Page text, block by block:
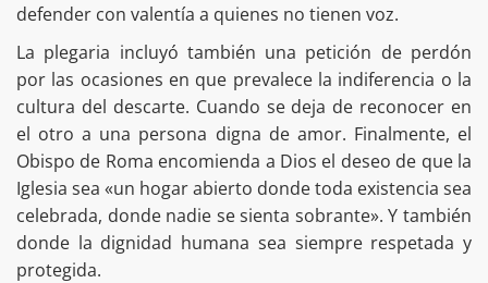
defender con valentía a quienes no tienen voz.
La plegaria incluyó también una petición de perdón
por las ocasiones en que prevalece la indiferencia o la
cultura del descarte. Cuando se deja de reconocer en
el otro a una persona digna de amor. Finalmente, el
Obispo de Roma encomienda a Dios el deseo de que la
Iglesia sea «un hogar abierto donde toda existencia sea
celebrada, donde nadie se sienta sobrante». Y también
donde la dignidad humana sea siempre respetada y
protegida.